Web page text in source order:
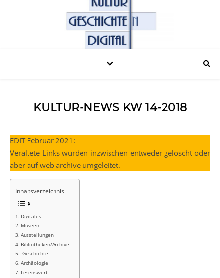
KULTUR-NEWS KW 14-2018
EDIT Februar 2021:
Veraltete Links wurden inzwischen entweder gelöscht oder
aber auf web.archive umgeleitet.
Inhaltsverzeichnis
Digitales
Museen
Ausstellungen
Bibliotheken/Archive
Geschichte
Archäologie
Lesenswert